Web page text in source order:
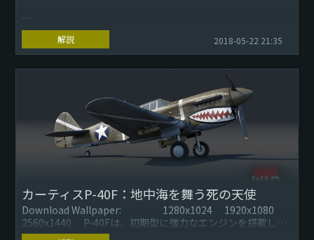
Download Wallpaper:
1280x1024
1920x1080
2560x1440
&nb...
解説 2018-05-22 21:35
カーティスP-40F：地中海を舞う死の天使
Download Wallpaper: 1280x1024 1920x1080
2560x1440 P-40Fは、初期型に強力なエンジンを搭載した
ことにより...